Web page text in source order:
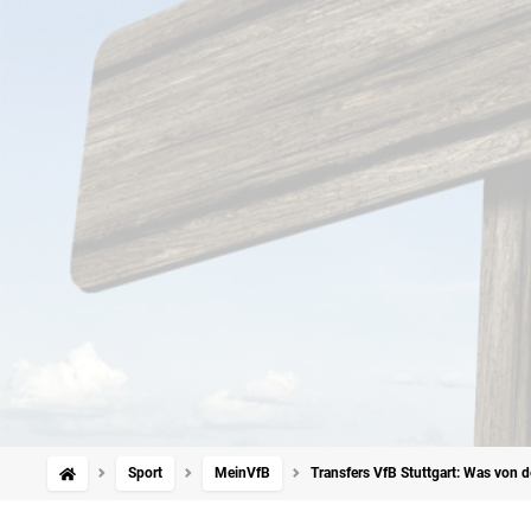
Sport MeinVfB Transfers VfB Stuttgart: Was von